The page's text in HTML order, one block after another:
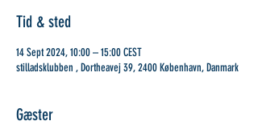
Tid & sted
14 Sept 2024, 10:00 – 15:00 CEST
stilladsklubben , Dortheavej 39, 2400 København, Danmark
Gæster